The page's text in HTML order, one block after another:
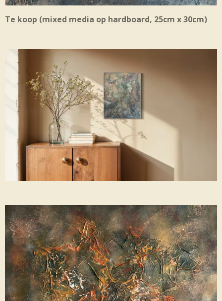
Te koop (mixed media op hardboard, 25cm x 30cm)